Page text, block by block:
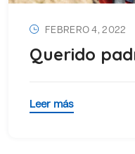
FEBRERO 4, 2022
Querido
Leer más